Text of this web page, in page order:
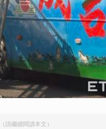
請繼續閱讀本文）